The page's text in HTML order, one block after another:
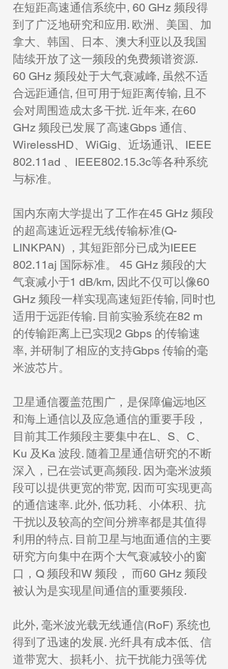
在短距高速通信系统中, 60 GHz 频段得
到了广泛地研究和应用. 欧洲、美国、加
拿大、韩国、日本、澳大利亚以及我国
陆续开放了这一频段的免费频谱资源.
60 GHz 频段处于大气衰减峰, 虽然不适
合远距通信, 但可用于短距离传输, 且不
会对周围造成太多干扰. 近年来, 在60
GHz 频段已发展了高速Gbps 通信、
WirelessHD、WiGig、近场通讯、IEEE
802.11ad 、IEEE802.15.3c等各种系统
与标准。
国内东南大学提出了工作在45 GHz 频段
的超高速近远程无线传输标准(Q-
LINKPAN) ，其短距部分已成为IEEE
802.11aj 国际标准。 45 GHz 频段的大
气衰减小于1 dB/km, 因此不仅可以像60
GHz 频段一样实现高速短距传输, 同时也
适用于远距传输. 目前实验系统在82 m
的传输距离上已实现2 Gbps 的传输速
率, 并研制了相应的支持Gbps 传输的毫
米波芯片。
卫星通信覆盖范围广，是保障偏远地区
和海上通信以及应急通信的重要手段，
目前其工作频段主要集中在L、S、C、
Ku 及Ka 波段. 随着卫星通信研究的不断
深入，已在尝试更高频段. 因为毫米波频
段可以提供更宽的带宽, 因而可实现更高
的通信速率. 此外, 低功耗、小体积、抗
干扰以及较高的空间分辨率都是其值得
利用的特点. 目前卫星与地面通信的主要
研究方向集中在两个大气衰减较小的窗
口，Q 频段和W 频段， 而60 GHz 频段
被认为是实现星间通信的重要频段.
此外, 毫米波光载无线通信(RoF) 系统也
得到了迅速的发展. 光纤具有成本低、信
道带宽大、损耗小、抗干扰能力强等优